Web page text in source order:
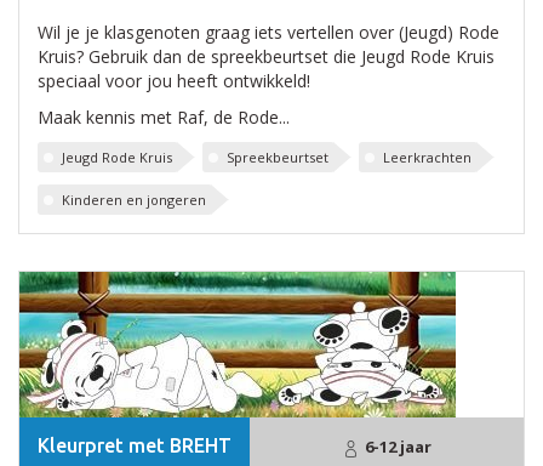
Wil je je klasgenoten graag iets vertellen over (Jeugd) Rode
Kruis? Gebruik dan de spreekbeurtset die Jeugd Rode Kruis
speciaal voor jou heeft ontwikkeld!
Maak kennis met Raf, de Rode...
Jeugd Rode Kruis Spreekbeurtset Leerkrachten
Kinderen en jongeren
Kleurpret met BREHT 6-12 jaar